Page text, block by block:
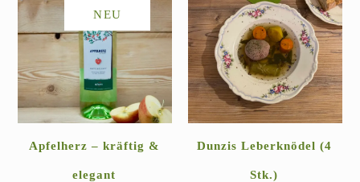
NEU
Apfelherz – kräftig &
elegant
Dunzis Leberknödel (4
Stk.)